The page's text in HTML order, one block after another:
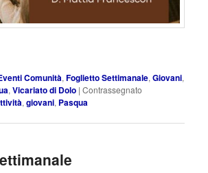
Comunità,Foglietto Settimanale,Giovani,
,Vicariato di Dolo |Contrassegnato
,giovani, Pasqua